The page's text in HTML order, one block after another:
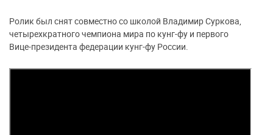
Ролик был снят совместно со школой Владимир Суркова,
четырехкратного чемпиона мира по кунг-фу и первого
Вице-президента федерации кунг-фу России.